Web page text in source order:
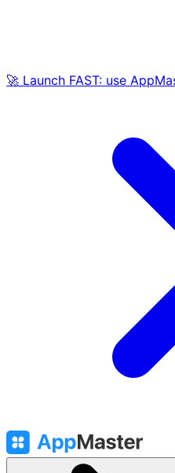
🚀 Launch FAST: use